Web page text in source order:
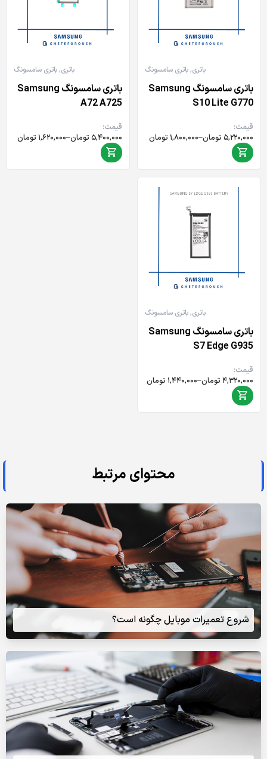
باتری,باتری سامسونگ
باتری سامسونگ Samsung
S10 Lite G770
قیمت:
۵,۲۲۰,۰۰۰ تومان–۱,۸۰۰,۰۰۰ تومان
Price
range:
۵,۲۲۰,۰۰۰ تومان
باتری,باتری سامسونگ
باتری سامسونگ Samsung
A72 A725
قیمت:
۵,۴۰۰,۰۰۰ تومان–۱,۶۲۰,۰۰۰ تومان
Price
range:
باتری,باتری سامسونگ
باتری سامسونگ Samsung
S7 Edge G935
قیمت:
۴,۳۲۰,۰۰۰ تومان–۱,۴۴۰,۰۰۰ تومان
Price
range:
through
محتوای مرتبط
شروع تعمیرات موبایل چگونه است؟